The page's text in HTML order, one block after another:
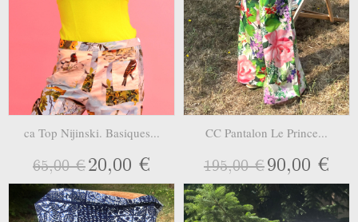
ca Top Nijinski. Basiques...
65,00 €20,00 €
CC Pantalon Le Prince...
195,00 €90,00 €